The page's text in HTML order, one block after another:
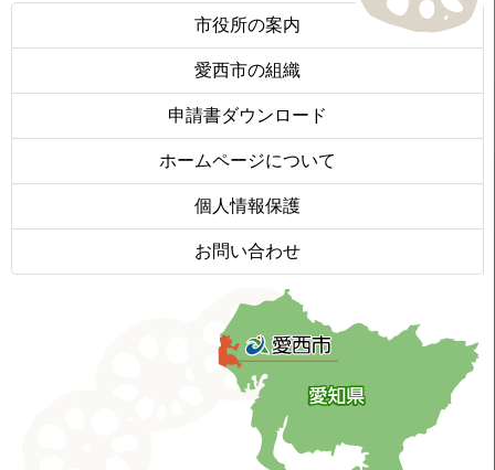
市役所の案内
愛西市の組織
申請書ダウンロード
ホームページについて
個人情報保護
お問い合わせ